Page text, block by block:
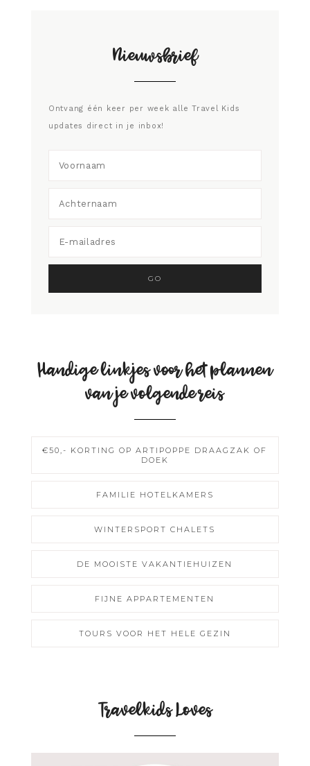
Nieuwsbrief
Ontvang één keer per week alle Travel Kids
updates direct in je inbox!
Handige linkjes voor het plannen
van je volgende reis
€50,- KORTING OP ARTIPOPPE DRAAGZAK OF
DOEK
FAMILIE HOTELKAMERS
WINTERSPORT CHALETS
DE MOOISTE VAKANTIEHUIZEN
FIJNE APPARTEMENTEN
TOURS VOOR HET HELE GEZIN
Travelkids Loves